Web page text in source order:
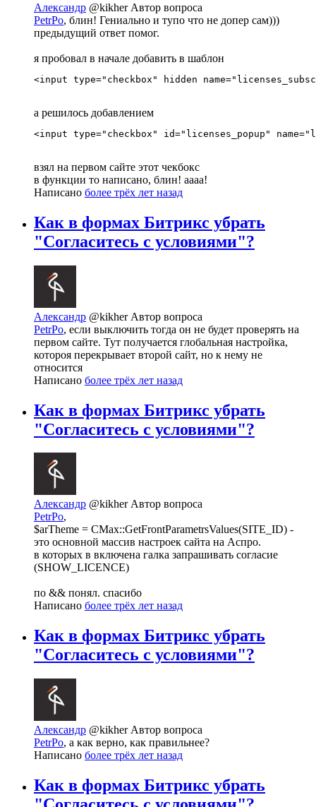
Александр @kikher Автор вопроса
PetrPo, блин! Гениально и тупо что не допер сам)))
предыдущий ответ помог.
я пробовал в начале добавить в шаблон
<input type="checkbox" hidden
а решилось добавлением
<input type="checkbox" id="licenses_popup"
взял на первом сайте этот чекбокс
в функции то написано, блин! аааа!
Написано более трёх лет назад
Как в формах Битрикс убрать
"Согласитесь с условиями"?
Александр @kikher Автор вопроса
PetrPo, если выключить тогда он не будет проверять на
первом сайте. Тут получается глобальная настройка,
котороя перекрывает второй сайт, но к нему не
относится
Написано более трёх лет назад
Как в формах Битрикс убрать
"Согласитесь с условиями"?
Александр @kikherАвтор вопроса
PetrPo,
$arTheme = CMax::GetFrontParametrsValues(SITE_ID) -
это основной массив настроек сайта на Аспро.
в которых в включена галка запрашивать согласие
(SHOW_LICENCE)
по && понял. спасибо
Написано более трёх лет назад
Как в формах Битрикс убрать
"Согласитесь с условиями"?
Александр @kikher Автор вопроса
PetrPo, а как верно, как правильнее?
Написано более трёх лет назад
Как в формах Битрикс убрать